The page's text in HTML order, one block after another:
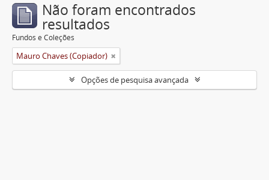
Não foram encontrados
resultados
Fundos e Coleções
Mauro Chaves (Copiador)
Opções de pesquisa avançada